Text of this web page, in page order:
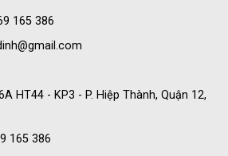
165 386
HT44 - KP3 - P. Hiệp Thành, Quận 12,
165 386